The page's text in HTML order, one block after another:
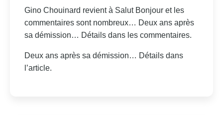
Gino Chouinard revient à Salut Bonjour et les
commentaires sont nombreux… Deux ans après
sa démission… Détails dans les commentaires.
Deux ans après sa démission… Détails dans
l’article.